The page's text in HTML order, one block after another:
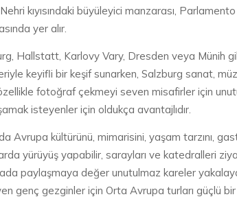
kıyısındaki büyüleyici manzarası,
yer alır.
Hallstatt, Karlovy Vary, Dresden veya Münih
keyifli bir keşif sunarken, Salzburg sanat,
fotoğraf çekmeyi seven misafirler için
isteyenler için oldukça avantajlıdır.
kültürünü, mimarisini, yaşam tarzını,
yürüyüş yapabilir, sarayları ve katedralleri
paylaşmaya değer unutulmaz kareler
genç gezginler için Orta Avrupa turları güçlü